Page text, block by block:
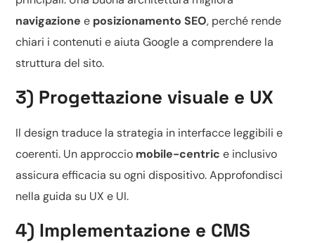
navigazione e posizionamento SEO, perché rende
chiari i contenuti e aiuta Google a comprendere la
struttura del sito.
3) Progettazione visuale e UX
Il design traduce la strategia in interfacce leggibili e
coerenti. Un approccio mobile-centric e inclusivo
assicura efficacia su ogni dispositivo. Approfondisci
nella guida su UX e UI.
4) Implementazione e CMS